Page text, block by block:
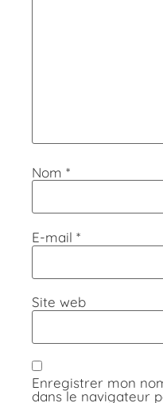
Nom *
E-mail *
Site web
Enregistrer mon
dans le navigateur